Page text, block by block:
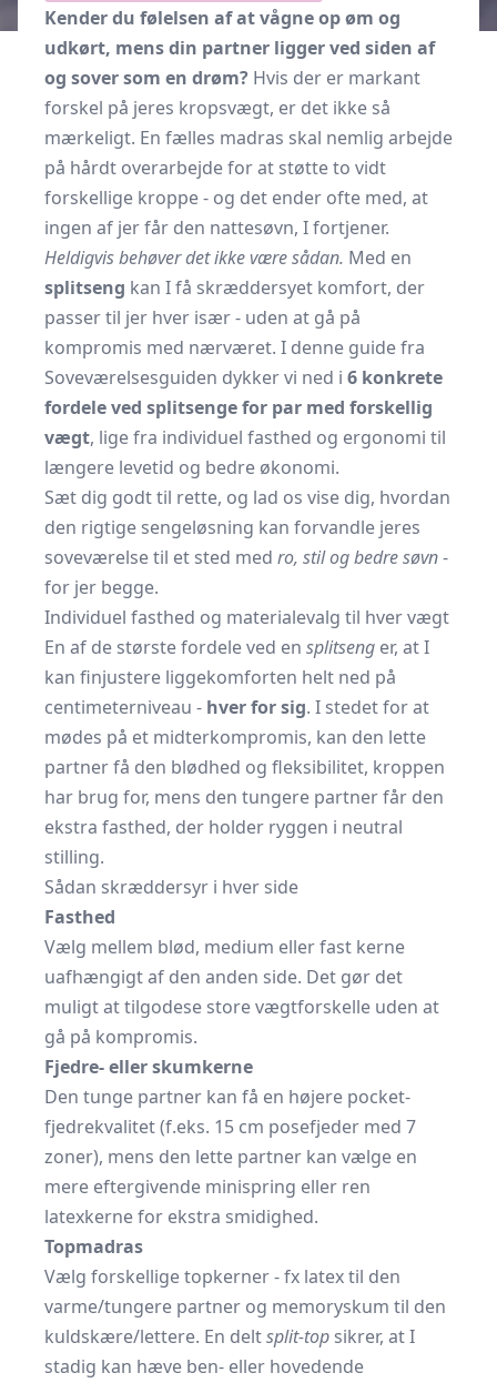
Kender du følelsen af at vågne op øm og
udkørt, mens din partner ligger ved siden af
og sover som en drøm? Hvis der er markant
forskel på jeres kropsvægt, er det ikke så
mærkeligt. En fælles madras skal nemlig arbejde
på hårdt overarbejde for at støtte to vidt
forskellige kroppe - og det ender ofte med, at
ingen af jer får den nattesøvn, I fortjener.
Heldigvis behøver det ikke være sådan. Med en
splitseng kan I få skræddersyet komfort, der
passer til jer hver især - uden at gå på
kompromis med nærværet. I denne guide fra
Soveværelsesguiden dykker vi ned i 6 konkrete
fordele ved splitsenge for par med forskellig
vægt, lige fra individuel fasthed og ergonomi til
længere levetid og bedre økonomi.
Sæt dig godt til rette, og lad os vise dig, hvordan
den rigtige sengeløsning kan forvandle jeres
soveværelse til et sted med ro, stil og bedre søvn-
for jer begge.
Individuel fasthed og materialevalg til hver vægt
En af de største fordele ved en splitseng er, at I
kan fin­justere liggekomforten helt ned på
centimeterniveau - hver for sig. I stedet for at
mødes på et midter­kompromis, kan den lette
partner få den blødhed og fleksibilitet, kroppen
har brug for, mens den tungere partner får den
ekstra fasthed, der holder ryggen i neutral
stilling.
Sådan skræddersyr i hver side
Fasthed
Vælg mellem blød, medium eller fast kerne
uafhængigt af den anden side. Det gør det
muligt at tilgodese store vægtforskelle uden at
gå på kompromis.
Fjedre- eller skumkerne
Den tunge partner kan få en højere pocket­-
fjedrekvalitet (f.eks. 15 cm posefjeder med 7
zoner), mens den lette partner kan vælge en
mere eftergivende minispring eller ren
latexkerne for ekstra smidighed.
Topmadras
Vælg forskellige top­kerner - fx latex til den
varme/tungere partner og memoryskum til den
kuldskære/lettere. En deltsplit-top sikrer, at I
stadig kan hæve ben- eller hovedende